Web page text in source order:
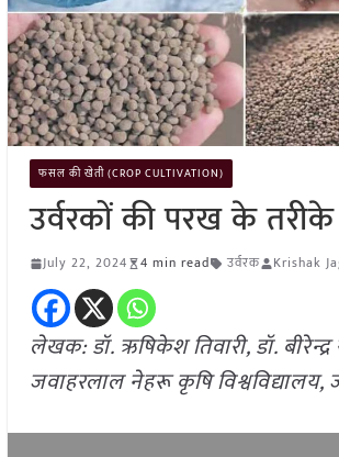
फसल की खेती (CROP CULTIVATION)
उर्वरकों की परख के तरीके
July 22, 2024 4 min read उर्वरक Krishak
लेखक: डॉ. ऋषिकेश तिवारी, डॉ. बीरेन्द्र
जवाहरलाल नेहरू कृषि